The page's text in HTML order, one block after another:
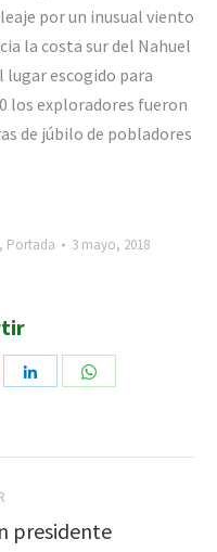
por un inusual viento
la costa sur del Nahuel
lugar escogido para
los exploradores fueron
de júbilo de pobladores
Portada 3 mayo, 2018
Compartir
presidente